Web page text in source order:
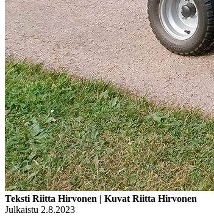
Teksti Riitta Hirvonen | Kuvat Riitta Hirvonen
Julkaistu 2.8.2023